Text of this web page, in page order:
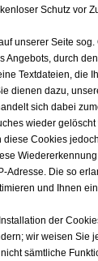
Schutz vor
unserer Seite
Angebots, durch
Textdateien, die
dienen dazu,
sich dabei
wieder
diese Cookies
Adresse. Die so
und Ihnen
der
wir weisen Sie
sämtliche